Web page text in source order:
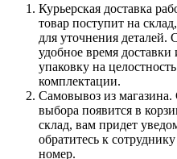
Курьерская доставка
товар поступит на
для уточнения деталей.
удобное время
упаковку на
комплектации.
Самовывоз из
выбора появится в
склад, вам придет
обратитесь к
номер.